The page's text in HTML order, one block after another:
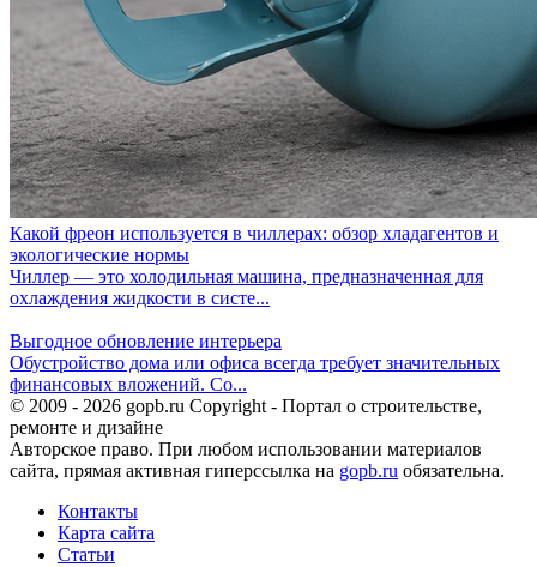
Какой фреон используется в чиллерах: обзор хладагентов и
экологические нормы
Чиллер — это холодильная машина, предназначенная для
охлаждения жидкости в систе...
Выгодное обновление интерьера
Обустройство дома или офиса всегда требует значительных
финансовых вложений. Со...
© 2009 - 2026 gopb.ru Copyright - Портал о строительстве,
ремонте и дизайне
Авторское право. При любом использовании материалов
сайта, прямая активная гиперссылка на gopb.ru обязательна.
Контакты
Карта сайта
Статьи